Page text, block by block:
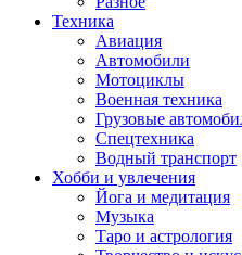
Техника
Авиация
Автомобили
Мотоциклы
Военная техника
Грузовые
Спецтехника
Водный транспорт
Хобби и увлечения
Йога и медитация
Музыка
Таро и астрология